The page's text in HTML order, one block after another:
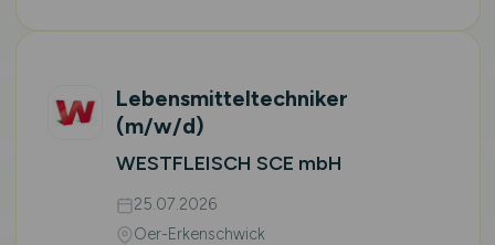
Lebensmitteltechniker
(m/w/d)
WESTFLEISCH SCE mbH
25.07.2026
Oer-Erkenschwick